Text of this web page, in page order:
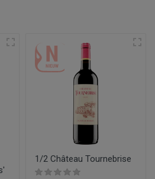
1/2 Château Tournebrise